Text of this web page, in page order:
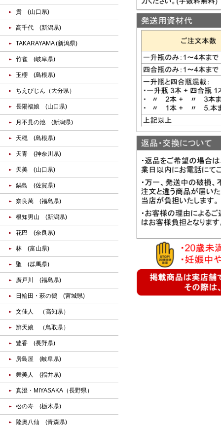
貴 (山口県)
高千代 (新潟県)
TAKARAYAMA (新潟県)
竹雀 (岐阜県)
玉櫻 (島根県)
ちえびじん（大分県）
長陽福娘 (山口県)
月不見の池 (新潟県)
天穏 (島根県)
天青 (神奈川県)
天美 (山口県)
鍋島 (佐賀県)
奈良萬 (福島県)
根知男山 (新潟県)
花巴 (奈良県)
林 (富山県)
聖 (群馬県)
廣戸川 (福島県)
日輪田・萩の鶴 (宮城県)
文佳人 （高知県）
辨天娘 （鳥取県）
豊香 (長野県)
房島屋 (岐阜県)
舞美人 (福井県)
真澄・MIYASAKA（長野県）
松の寿 (栃木県)
陸奥八仙 (青森県)